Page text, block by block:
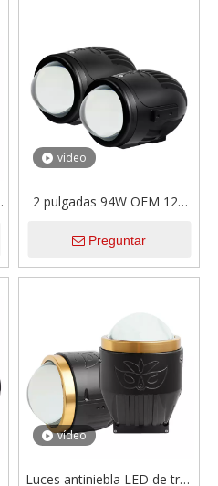
vídeo
2 pulgadas 94W OEM 12V
Luz LED antiniebla para
coche
Preguntar
vídeo
Luces antiniebla LED de tres